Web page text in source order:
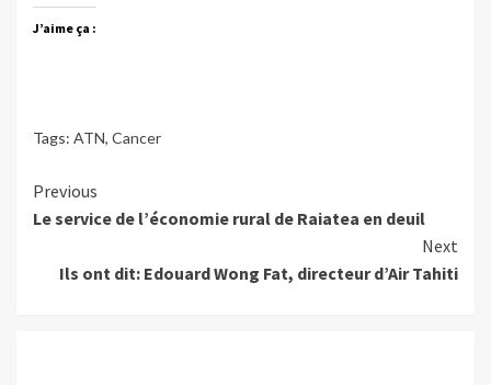
J’aime ça :
Tags: ATN, Cancer
Continue
Reading
Previous
Le service de l’économie rural de Raiatea en deuil
Next
Ils ont dit: Edouard Wong Fat, directeur d’Air Tahiti